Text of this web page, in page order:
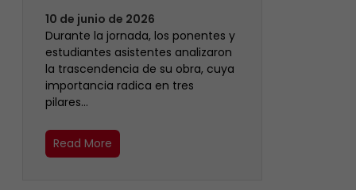
10 de junio de 2026
Durante la jornada, los ponentes y
estudiantes asistentes analizaron
la trascendencia de su obra, cuya
importancia radica en tres
pilares…
Read More